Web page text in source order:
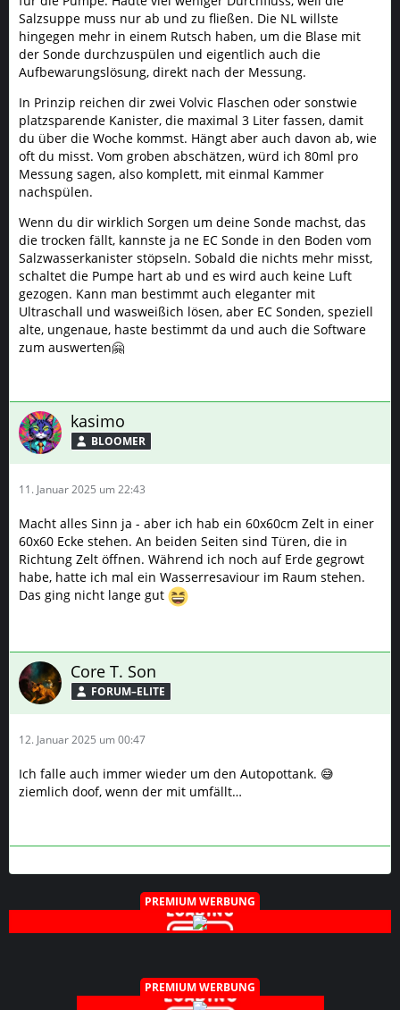
Salzsuppe muss nur ab und zu fließen. Die NL willste
hingegen mehr in einem Rutsch haben, um die Blase mit
der Sonde durchzuspülen und eigentlich auch die
Aufbewarungslösung, direkt nach der Messung.
In Prinzip reichen dir zwei Volvic Flaschen oder sonstwie
platzsparende Kanister, die maximal 3 Liter fassen, damit
du über die Woche kommst. Hängt aber auch davon ab, wie
oft du misst. Vom groben abschätzen, würd ich 80ml pro
Messung sagen, also komplett, mit einmal Kammer
nachspülen.
Wenn du dir wirklich Sorgen um deine Sonde machst, das
die trocken fällt, kannste ja ne EC Sonde in den Boden vom
Salzwasserkanister stöpseln. Sobald die nichts mehr misst,
schaltet die Pumpe hart ab und es wird auch keine Luft
gezogen. Kann man bestimmt auch eleganter mit
Ultraschall und wasweißich lösen, aber EC Sonden, speziell
alte, ungenaue, haste bestimmt da und auch die Software
zum auswerten🤗
kasimo
BLOOMER
11. Januar 2025 um 22:43
Macht alles Sinn ja - aber ich hab ein 60x60cm Zelt in einer
60x60 Ecke stehen. An beiden Seiten sind Türen, die in
Richtung Zelt öffnen. Während ich noch auf Erde gegrowt
habe, hatte ich mal ein Wasserresaviour im Raum stehen.
Das ging nicht lange gut
Core T. Son
FORUM–ELITE
12. Januar 2025 um 00:47
Ich falle auch immer wieder um den Autopottank. 😅
ziemlich doof, wenn der mit umfällt…
PREMIUM WERBUNG
PREMIUM WERBUNG